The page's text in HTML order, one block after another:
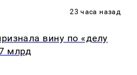
23 часа назад
вину по «делу
млрд